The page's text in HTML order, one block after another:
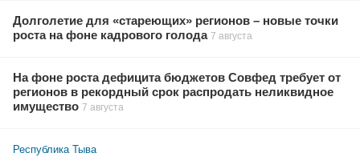
Долголетие для «стареющих» регионов – новые точки
роста на фоне кадрового голода 7 августа
На фоне роста дефицита бюджетов Совфед требует от
регионов в рекордный срок распродать неликвидное
имущество 7 августа
Республика Тыва